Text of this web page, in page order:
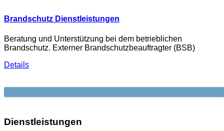
Brandschutz Dienstleistungen
Beratung und Unterstützung bei dem betrieblichen
Brandschutz. Externer Brandschutzbeauftragter (BSB)
Details
Dienstleistungen